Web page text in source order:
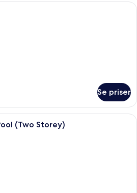
Et hotelværelse med seng, stol,
Se priser
Et hotelværelse med en seng, et
(Two Storey)